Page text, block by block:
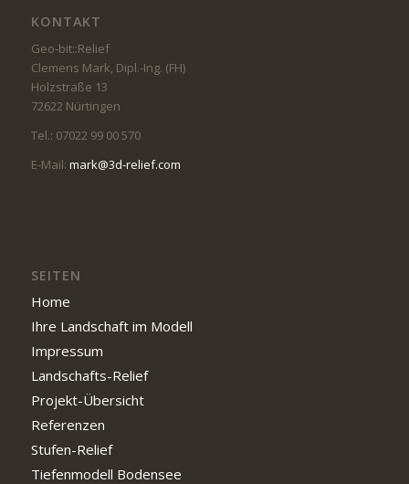
KONTAKT
Geo-bit::Relief
Clemens Mark, Dipl.-Ing. (FH)
Holzstraße 13
72622 Nürtingen
Tel.: 07022 99 00 570
E-Mail: mark@3d-relief.com
SEITEN
Home
Ihre Landschaft im Modell
Impressum
Landschafts-Relief
Projekt-Übersicht
Referenzen
Stufen-Relief
Tiefenmodell Bodensee